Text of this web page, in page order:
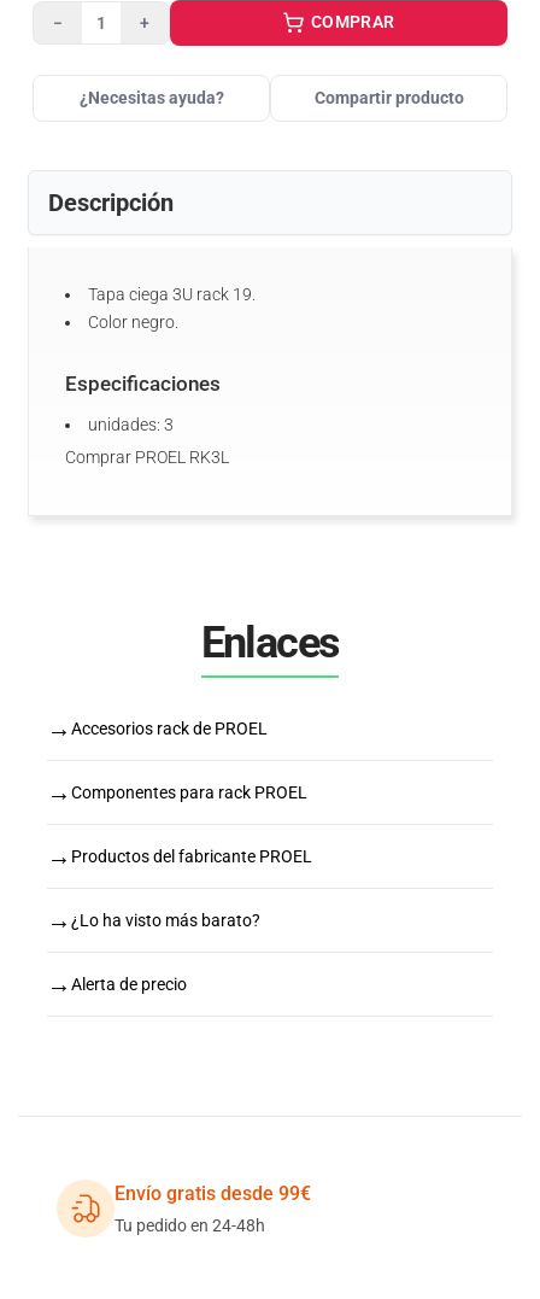
− + COMPRAR
¿Necesitas ayuda? Compartir producto
Descripción
Tapa ciega 3U rack 19.
Color negro.
Especificaciones
unidades: 3
Comprar PROEL RK3L
Enlaces
→ Accesorios rack de PROEL
→ Componentes para rack PROEL
→ Productos del fabricante PROEL
→ ¿Lo ha visto más barato?
→ Alerta de precio
Envío gratis desde 99€
Tu pedido en 24-48h